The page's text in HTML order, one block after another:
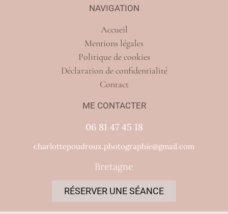
NAVIGATION
Accueil
Mentions légales
Politique de cookies
Déclaration de confidentialité
Contact
ME CONTACTER
06 81 47 45 18
charlottepoudroux.photographie@gmail.com
Bretagne
RÉSERVER UNE SÉANCE